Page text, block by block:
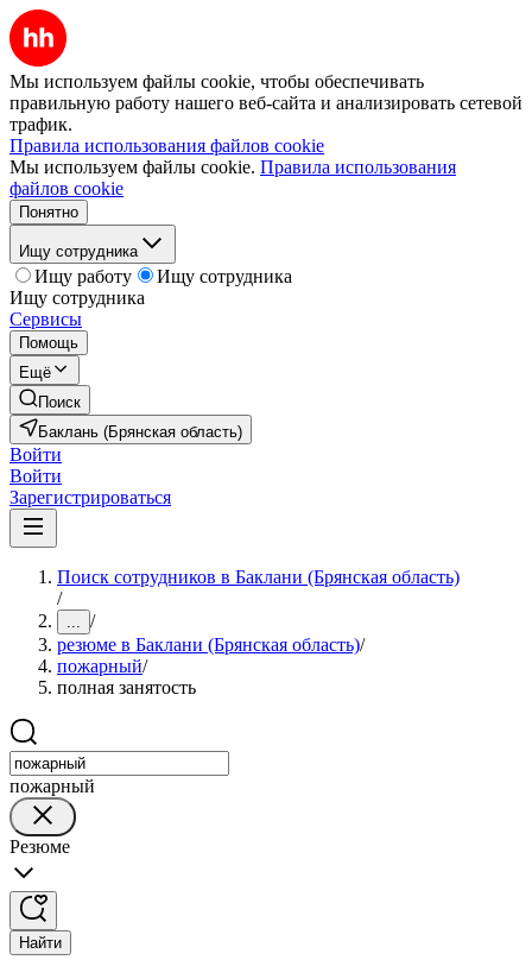
Мы используем файлы cookie, чтобы обеспечивать
правильную работу нашего веб-сайта и анализировать сетевой
трафик.
Правила использования файлов cookie
Мы используем файлы cookie. Правила использования
файлов cookie
Понятно
Ищу сотрудника
Ищу работу
Ищу сотрудника
Ищу сотрудника
Сервисы
Помощь
Ещё
Поиск
Баклань (Брянская область)
Войти
Войти
Зарегистрироваться
Поиск сотрудников в Баклани (Брянская область)
/
... /
резюме в Баклани (Брянская область)/
пожарный/
полная занятость
пожарный
Резюме
Найти